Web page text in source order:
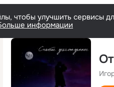
чтобы улучшить сервисы
информации